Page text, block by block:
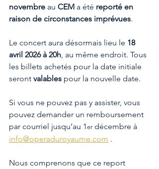
novembre au CEM a été reporté en
raison de circonstances imprévues.
Le concert aura désormais lieu le 18
avril 2026 à 20h , au même endroit. Tous
les billets achetés pour la date initiale
seront valables pour la nouvelle date.
Si vous ne pouvez pas y assister, vous
pouvez demander un remboursement
par courriel jusqu’au 1er décembre à
info@operaduroyaume.com .
Nous comprenons que ce report